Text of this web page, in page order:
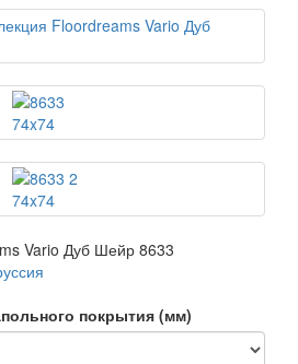
Vario Дуб Шейр 8633
покрытия (мм)